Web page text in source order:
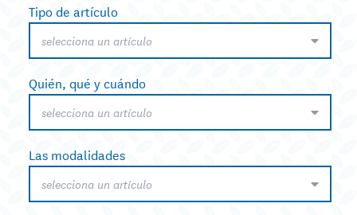
Tipo de artículo
selecciona un artículo
Quién, qué y cuándo
selecciona un artículo
Las modalidades
selecciona un artículo